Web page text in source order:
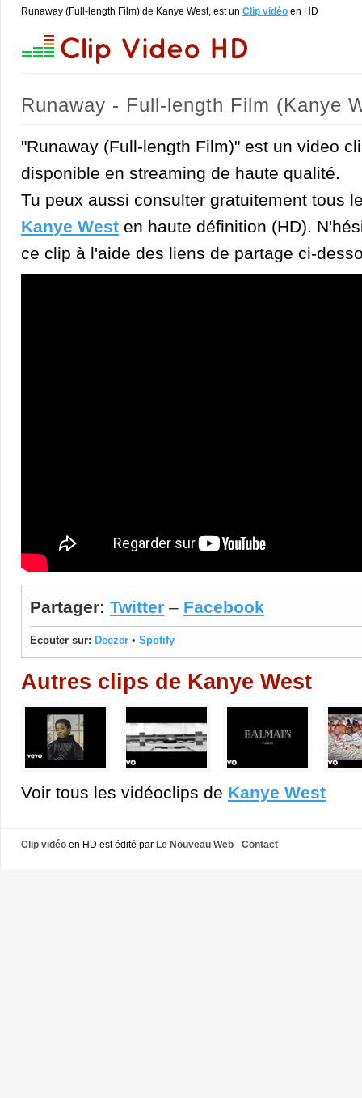
Runaway (Full-length Film) de Kanye West, est un Clip vidéo en HD
Runaway - Full-length Film (Kanye
"Runaway (Full-length Film)" est un video
disponible en streaming de haute qualité.
Tu peux aussi consulter gratuitement tous
Kanye West en haute définition (HD).
ce clip à l'aide des liens de partage ci-
Partager: Twitter – Facebook
Ecouter sur: Deezer • Spotify
Autres clips de Kanye West
Voir tous les vidéoclips de Kanye West
Clip vidéo en HD est édité par Le Nouveau Web - Contact